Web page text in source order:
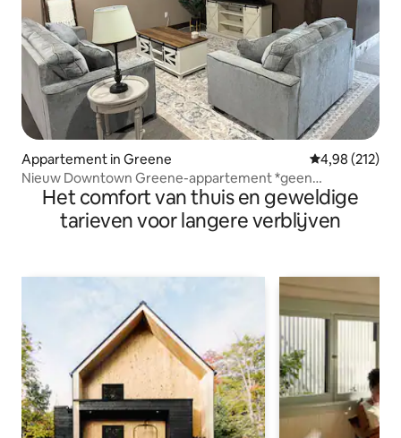
Appartement in Greene Gemiddelde
4,98 (212)
Nieuw Downtown Greene-appartement *geen
schoonmaakkosten!*
Het comfort van thuis en geweldige
tarieven voor langere verblijven